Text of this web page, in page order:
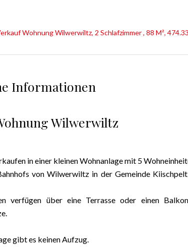
Wohnung Wilwerwiltz, 2 Schlafzimmer , 88 M²,
Informationen
Wilwerwiltz
in einer kleinen Wohnanlage mit 5
von Wilwerwiltz in der Gemeinde
verfügen über eine Terrasse oder einen
gibt es keinen Aufzug.